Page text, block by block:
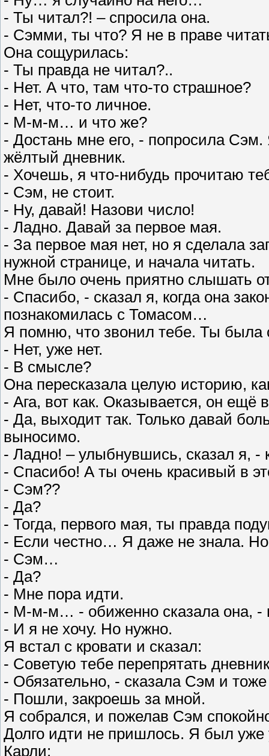
- Ты читал?! – спросила она.
- Сэмми, ты что? Я не в праве
Она сощурилась:
- Ты правда не читал?..
- Нет. А что, там что-то страшное?
- Нет, что-то личное.
- М-м-м… и что же?
- Достань мне его, - попросила Сэм.
жёлтый дневник.
- Хочешь, я что-нибудь прочитаю
- Сэм, не стоит.
- Ну, давай! Назови число!
- Ладно. Давай за первое мая.
- За первое мая нет, но я сделала
нужной странице, и начала читать.
Мне было очень приятно слышать
- Спасибо, - сказал я, когда она
познакомилась с Томасом…
Я помню, что звонил тебе. Ты
- Нет, уже нет.
- В смысле?
Она пересказала целую историю,
- Ага, вот как. Оказывается, он ещё
- Да, выходит так. Только давай
выносимо.
- Ладно! – улыбнувшись, сказал я, -
- Спасибо! А ты очень красивый в
- Сэм??
- Да?
- Тогда, первого мая, ты правда
- Если честно… Я даже не знала.
- Сэм…
- Да?
- Мне пора идти.
- М-м-м… - обиженно сказала она, -
- И я не хочу. Но нужно.
Я встал с кровати и сказал:
- Советую тебе перепрятать
- Обязательно, - сказала Сэм и
- Пошли, закроешь за мной.
Я собрался, и пожелав Сэм
Долго идти не пришлось. Я был уже
Карли: